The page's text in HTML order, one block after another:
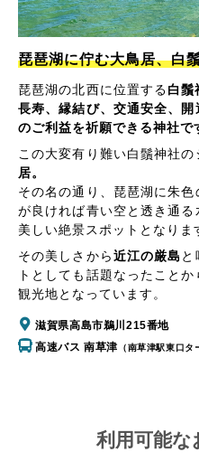
琵琶湖に佇む大鳥居、白
琵琶湖の北西に位置する白鬚
長寿、縁結び、交通安全、
のご利益を祈願できる神社で
この大変有り難い白鬚神社の
居。
その名の通り、琵琶湖に朱
が良ければ青い空と透き通
美しい絶景スポットとなりま
その美しさから近江の厳島 と
トとしても話題なったこと
観光地となっています。
滋賀県高島市鵜川215番地
高速バス 南草津 （南草津駅東口タ
利用可能な